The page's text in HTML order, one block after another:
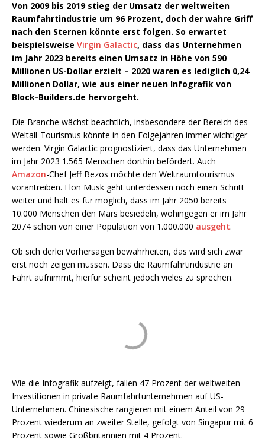
Von 2009 bis 2019 stieg der Umsatz der weltweiten
Raumfahrtindustrie um 96 Prozent, doch der wahre Griff
nach den Sternen könnte erst folgen. So erwartet
beispielsweise Virgin Galactic, dass das Unternehmen
im Jahr 2023 bereits einen Umsatz in Höhe von 590
Millionen US-Dollar erzielt – 2020 waren es lediglich 0,24
Millionen Dollar, wie aus einer neuen Infografik von
Block-Builders.de hervorgeht.
Die Branche wächst beachtlich, insbesondere der Bereich des
Weltall-Tourismus könnte in den Folgejahren immer wichtiger
werden. Virgin Galactic prognostiziert, dass das Unternehmen
im Jahr 2023 1.565 Menschen dorthin befördert. Auch
Amazon-Chef Jeff Bezos möchte den Weltraumtourismus
vorantreiben. Elon Musk geht unterdessen noch einen Schritt
weiter und hält es für möglich, dass im Jahr 2050 bereits
10.000 Menschen den Mars besiedeln, wohingegen er im Jahr
2074 schon von einer Population von 1.000.000 ausgeht.
Ob sich derlei Vorhersagen bewahrheiten, das wird sich zwar
erst noch zeigen müssen. Dass die Raumfahrtindustrie an
Fahrt aufnimmt, hierfür scheint jedoch vieles zu sprechen.
Wie die Infografik aufzeigt, fallen 47 Prozent der weltweiten
Investitionen in private Raumfahrtunternehmen auf US-
Unternehmen. Chinesische rangieren mit einem Anteil von 29
Prozent wiederum an zweiter Stelle, gefolgt von Singapur mit 6
Prozent sowie Großbritannien mit 4 Prozent.